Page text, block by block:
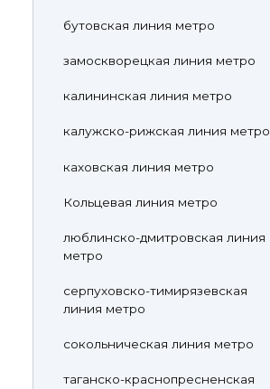
бутовская линия метро
замоскворецкая линия метро
калининская линия метро
калужско-рижская линия метро
каховская линия метро
Кольцевая линия метро
люблинско-дмитровская линия
метро
серпуховско-тимирязевская
линия метро
сокольническая линия метро
таганско-краснопресненская